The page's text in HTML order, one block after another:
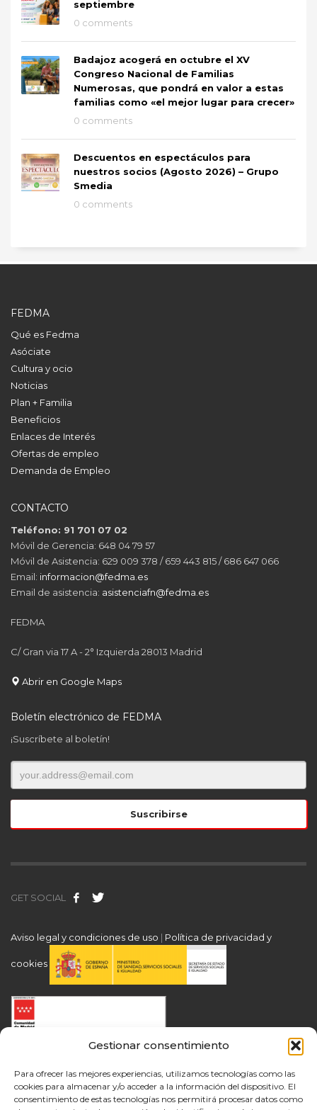
Gestionar consentimiento
Para ofrecer las mejores experiencias, utilizamos tecnologías como las
cookies para almacenar y/o acceder a la información del dispositivo. El
consentimiento de estas tecnologías nos permitirá procesar datos como
septiembre
0 comments
Badajoz acogerá en octubre el XV
Congreso Nacional de Familias
Numerosas, que pondrá en valor a estas
familias como «el mejor lugar para crecer»
0 comments
Descuentos en espectáculos para
nuestros socios (Agosto 2026) – Grupo
Smedia
0 comments
FEDMA
Qué es Fedma
Asóciate
Cultura y ocio
Noticias
Plan + Familia
Beneficios
Enlaces de Interés
Ofertas de empleo
Demanda de Empleo
CONTACTO
Teléfono: 91 701 07 02
Móvil de Gerencia: 648 04 79 57
Móvil de Asistencia: 629 009 378 / 659 443 815 / 686 647 066
Email: informacion@fedma.es
Email de asistencia: asistenciafn@fedma.es
FEDMA
C/ Gran via 17 A - 2° Izquierda 28013 Madrid
Abrir en Google Maps
Boletín electrónico de FEDMA
¡Suscríbete al boletín!
GET SOCIAL
Aviso legal y condiciones de uso | Política de privacidad y
cookies